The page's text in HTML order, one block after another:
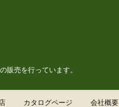
販売を行っています。
カタログページ 会社概要